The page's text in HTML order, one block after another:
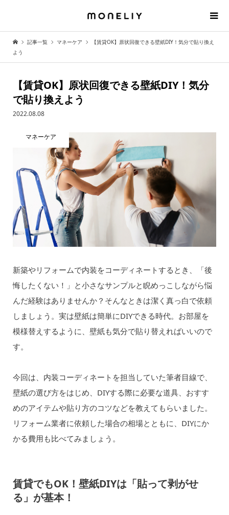
記事一覧 マネーケア
【賃貸OK】原状回復できる壁紙DIY！気分で貼り換え
よう
【賃貸OK】原状回復できる壁紙DIY！気分
で貼り換えよう
2022.08.08
マネーケア
新築やリフォームで内装をコーディネートするとき、「後
悔したくない！」と小さなサンプルと睨めっこしながら悩
んだ経験はありませんか？そんなときは潔く真っ白で依頼
しましょう。実は壁紙は簡単にDIYできる時代。お部屋を
模様替えするように、壁紙も気分で貼り替えればいいので
す。
今回は、内装コーディネートを担当していた筆者目線で、
壁紙の選び方をはじめ、DIYする際に必要な道具、おすす
めのアイテムや貼り方のコツなどを教えてもらいました。
リフォーム業者に依頼した場合の相場とともに、DIYにか
かる費用も比べてみましょう。
賃貸でもOK！壁紙DIYは「貼って剥がせ
る」が基本！